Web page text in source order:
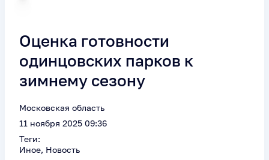
Оценка готовности
одинцовских парков к
зимнему сезону
Московская область
11 ноября 2025 09:36
Теги:
Иное, Новость